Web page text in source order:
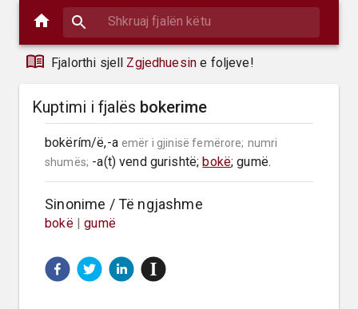
Fjalorthi sjell Zgjedhuesin e foljeve!
Kuptimi i fjalës bokerime
bokërím/ë,-a emër i gjinisë femërore; numri
shumës; -a(t) vend gurishtë; bokë; gumë.
Sinonime / Të ngjashme
bokë |gumë